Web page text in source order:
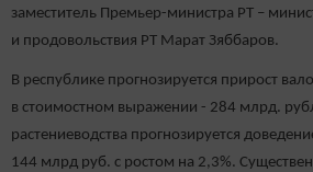
заместитель Премьер-министра РТ –
и продовольствия РТ Марат Зяббаров.
В республике прогнозируется прирост
в стоимостном выражении - 284 млрд.
растениеводства прогнозируется
144 млрд руб. с ростом на 2,3%.